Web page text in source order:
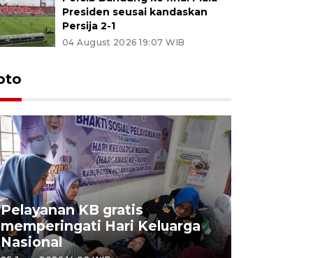
Presiden seusai kandaskan
Persija 2-1
04 August 2026 19:07 WIB
Pelayanan KB gratis
memperingati Hari Keluarga
Nasional